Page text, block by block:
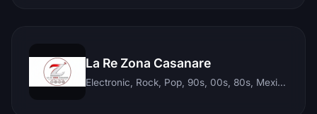
La Re Zona Casanare
Electronic, Rock, Pop, 90s, 00s, 80s, Mexican, Ranchera, Reggaeton, Instrumental, Salsa, Merengue, Tropical, Romantic, Vallenato, Llanera